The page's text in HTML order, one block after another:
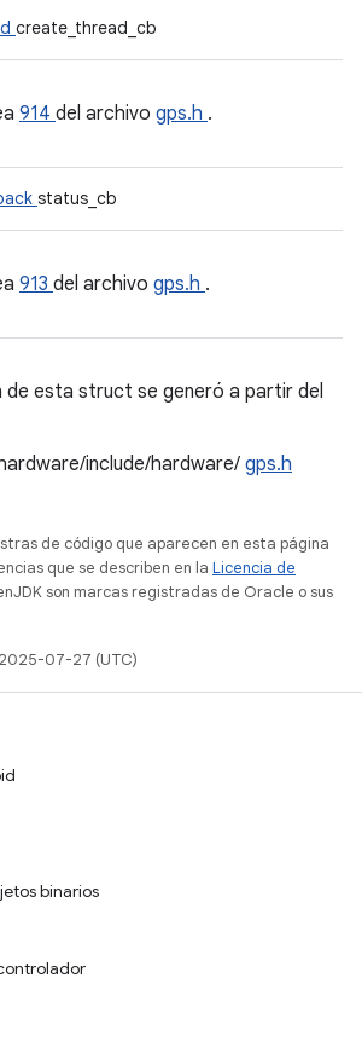
create_thread_cb
914 del archivo gps.h .
status_cb
913 del archivo gps.h .
de esta struct se generó a partir del
include/hardware/ gps.h
de código que aparecen en esta página
que se describen en la Licencia de
son marcas registradas de Oracle o sus
07-27 (UTC)
binarios